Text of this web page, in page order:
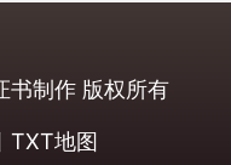
书制作 版权所有
TXT地图